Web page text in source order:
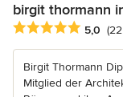
birgit thormann
Durchschnittliche
5,0
Birgit Thormann
Mitglied der